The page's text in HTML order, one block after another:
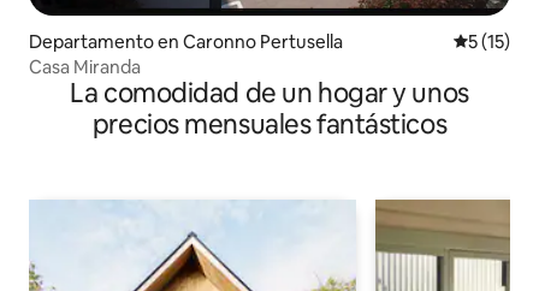
Departamento en Caronno Pertusella
5 (15)
Casa Miranda
La comodidad de un hogar y unos
precios mensuales fantásticos